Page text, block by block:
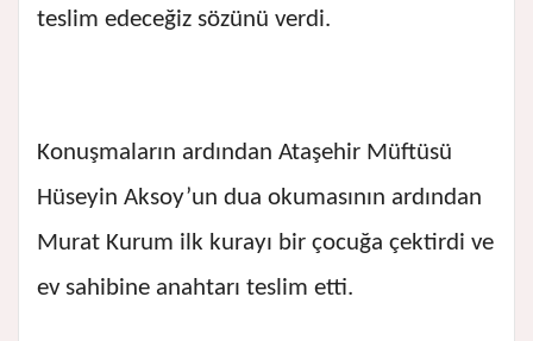
teslim edeceğiz sözünü verdi.
Konuşmaların ardından Ataşehir Müftüsü
Hüseyin Aksoy’un dua okumasının ardından
Murat Kurum ilk kurayı bir çocuğa çektirdi ve
ev sahibine anahtarı teslim etti.